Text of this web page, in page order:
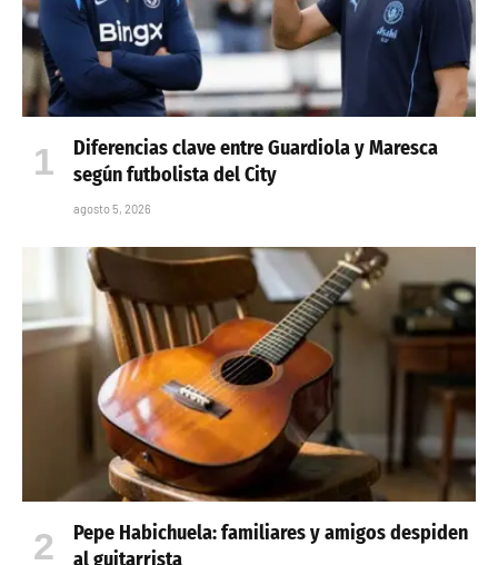
Diferencias clave entre Guardiola y Maresca
según futbolista del City
agosto 5, 2026
Pepe Habichuela: familiares y amigos despiden
al guitarrista